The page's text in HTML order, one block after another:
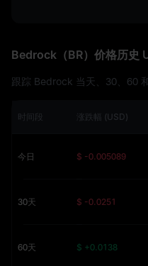
Bedrock（BR）价格历史
跟踪 Bedrock 当天、30、60
时间段 涨跌幅 (USD)
今日 $ -0.005089
30天 $ -0.0251
60天 $ +0.0138